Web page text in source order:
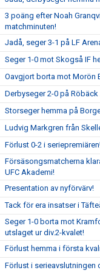
3 poäng efter Noah
matchminuten!
Jadå, seger 3-1 på LF
Seger 1-0 mot Skogså IF
Oavgjort borta mot Morön
Derbyseger 2-0 på Röbäck
Storseger hemma på
Ludvig Markgren från
Förlust 0-2 i
Försäsongsmatcherna
UFC Akademi!
Presentation av nyförvärv!
Tack för era insatser i
Seger 1-0 borta mot
utslaget ur div.2-kvalet!
Förlust hemma i första
Förlust i serieavslutningen